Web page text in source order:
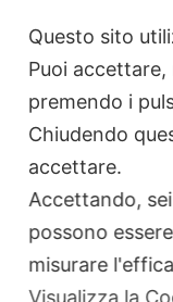
Filodellavita
Bliss
Kidult
Hamilton
Miluna
Questo sito
Puoi
premendo i
Chiudendo
accettare.
Accettando,
possono
misurare